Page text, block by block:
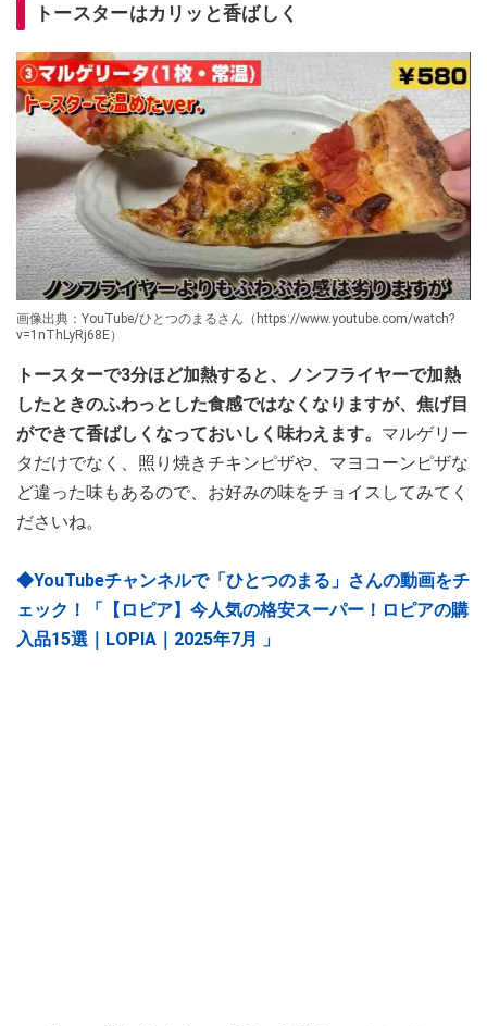
トースターはカリッと香ばしく
画像出典：YouTube/ひとつのまるさん（https://www.youtube.com/watch?
v=1nThLyRj68E）
トースターで3分ほど加熱すると、ノンフライヤーで加熱
したときのふわっとした食感ではなくなりますが、焦げ目
ができて香ばしくなっておいしく味わえます。 マルゲリー
タだけでなく、照り焼きチキンピザや、マヨコーンピザな
ど違った味もあるので、お好みの味をチョイスしてみてく
ださいね。
◆YouTubeチャンネルで「ひとつのまる」さんの動画をチ
ェック！「【ロピア】今人気の格安スーパー！ロピアの購
入品15選｜LOPIA｜2025年7月 」